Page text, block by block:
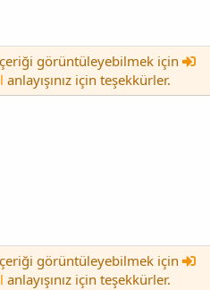
görüntüleyebilmek için
anlayışınız için teşekkürler.
görüntüleyebilmek için
anlayışınız için teşekkürler.